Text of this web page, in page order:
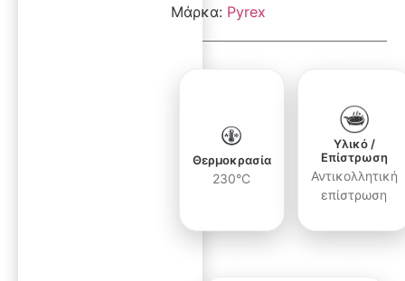
Μάρκα: Pyrex
Θερμοκρασία
230°C
Υλικό /
Επίστρωση
Αντικολλητική
επίστρωση